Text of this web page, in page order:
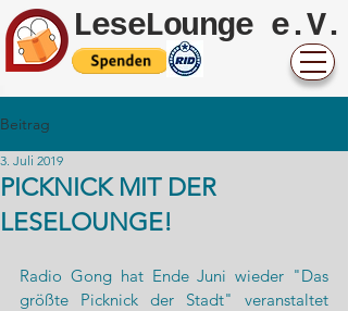
LeseLounge e.V.
Beitrag
PICKNICK MIT DER
LESELOUNGE!
3. Juli 2019
Radio Gong hat Ende Juni wieder "Das
größte Picknick der Stadt" veranstaltet